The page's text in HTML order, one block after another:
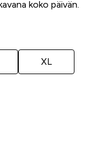
koko päivän.
XL